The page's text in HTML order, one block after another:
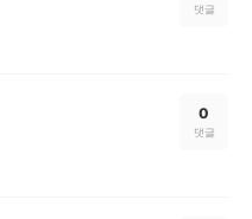
댓글
0
댓글